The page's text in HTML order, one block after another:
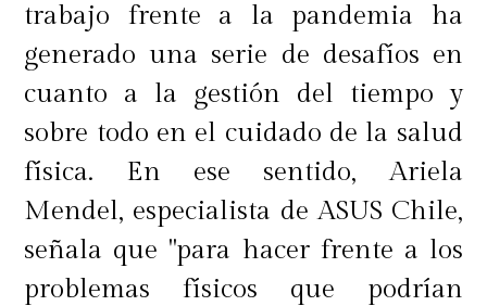
trabajo frente a la pandemia ha
generado una serie de desafíos en
cuanto a la gestión del tiempo y
sobre todo en el cuidado de la salud
física. En ese sentido, Ariela
Mendel, especialista de ASUS Chile,
señala que "para hacer frente a los
problemas físicos que podrían